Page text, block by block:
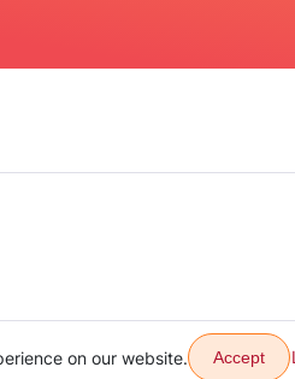
on our website. Accept